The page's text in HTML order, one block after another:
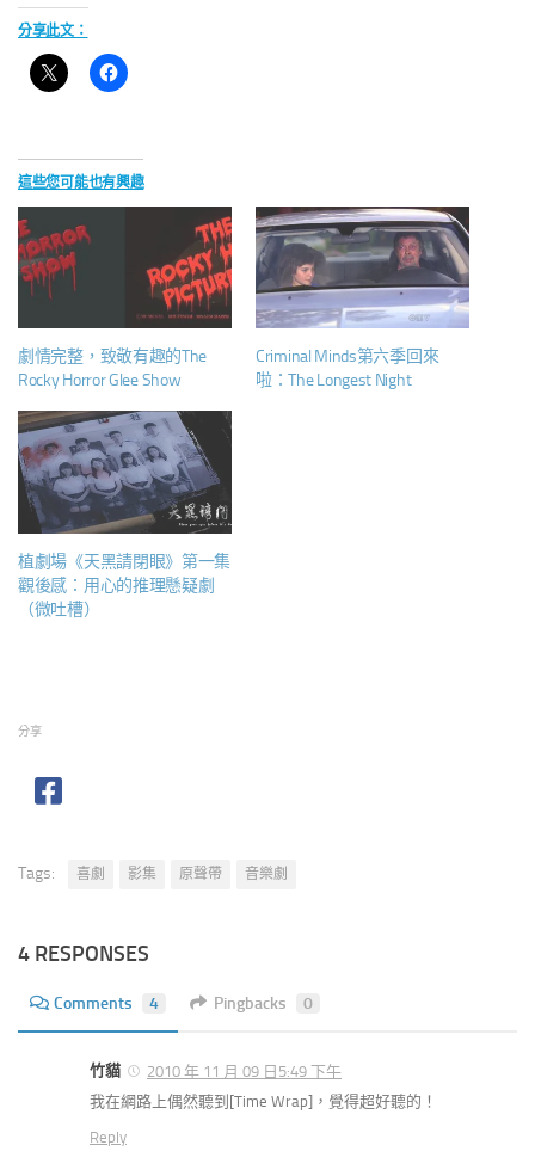
分享此文：
這些您可能也有興趣
劇情完整，致敬有趣的The
Rocky Horror Glee Show
Criminal Minds第六季回來
啦：The Longest Night
植劇場《天黑請閉眼》第一集
觀後感：用心的推理懸疑劇
（微吐槽）
分享
Tags: 喜劇 影集 原聲帶 音樂劇
4 RESPONSES
Comments 4 Pingbacks 0
竹貓
2010 年 11 月 09 日5:49 下午
我在網路上偶然聽到[Time Wrap]，覺得超好聽的！
Reply